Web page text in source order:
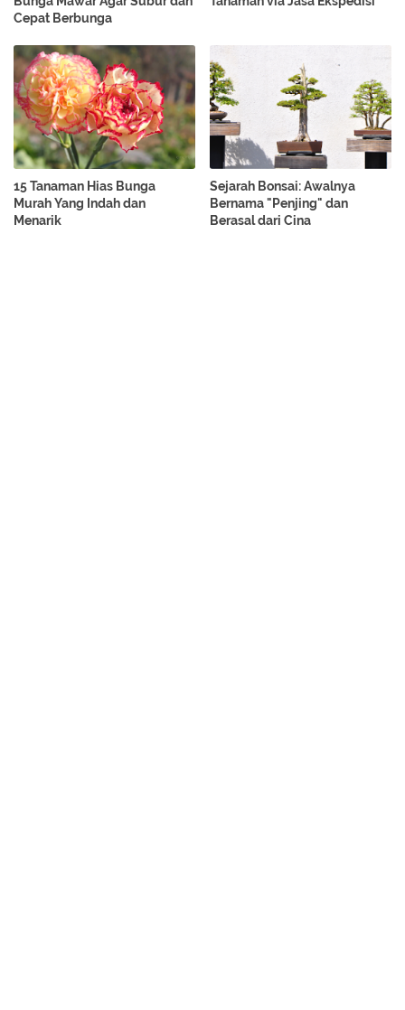
Cepat Berbunga
15 Tanaman Hias Bunga
Murah Yang Indah dan
Menarik
Sejarah Bonsai: Awalnya
Bernama "Penjing" dan
Berasal dari Cina